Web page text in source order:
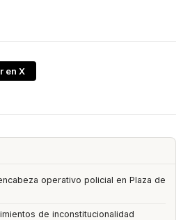
en X
operativo policial en Plaza de
de inconstitucionalidad